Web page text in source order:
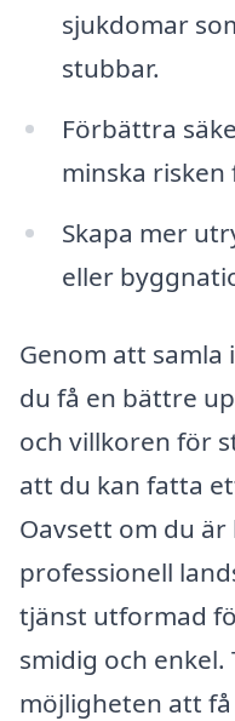
sjukdomar
stubbar.
Förbättra
minska
Skapa mer
eller
Genom att
du få en bättre
och villkoren för
att du kan fatta
Oavsett om du
professionell
tjänst utformad
smidig och
möjligheten att